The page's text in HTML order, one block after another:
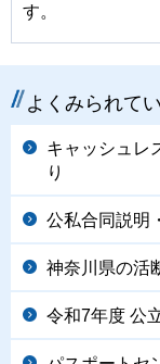
す。
よくみられて
キャッシュレ
り
公私合同説明
神奈川県の活
令和7年度 公